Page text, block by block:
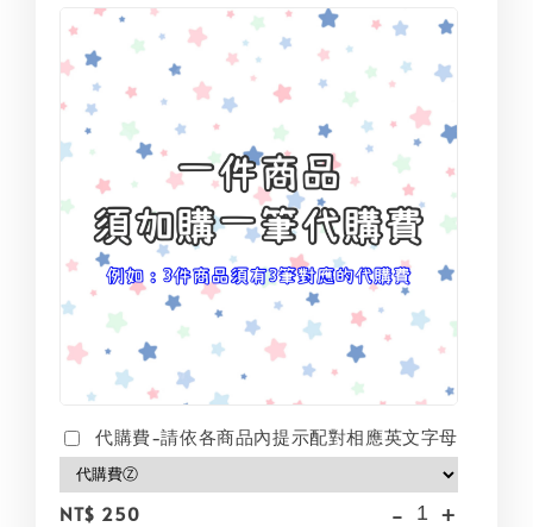
代購費-請依各商品內提示配對相應英文字母
NT$ 250 - +